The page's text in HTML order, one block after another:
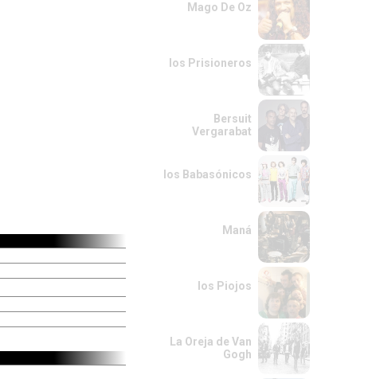
Mago De Oz
los Prisioneros
Bersuit
Vergarabat
los Babasónicos
Maná
los Piojos
La Oreja de Van
Gogh